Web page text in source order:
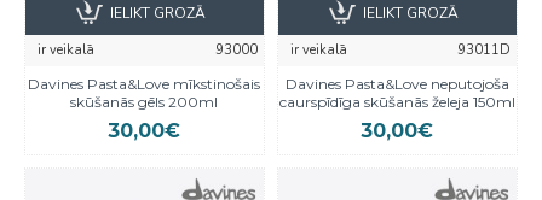
ir veikalā
93000
Davines Pasta&Love mīkstinošais
skūšanās gēls 200ml
30,00€
IELIKT GROZĀ
ir veikalā
93011D
Davines Pasta&Love neputojoša
caurspīdīga skūšanās želeja 150ml
30,00€
IELIKT GROZĀ